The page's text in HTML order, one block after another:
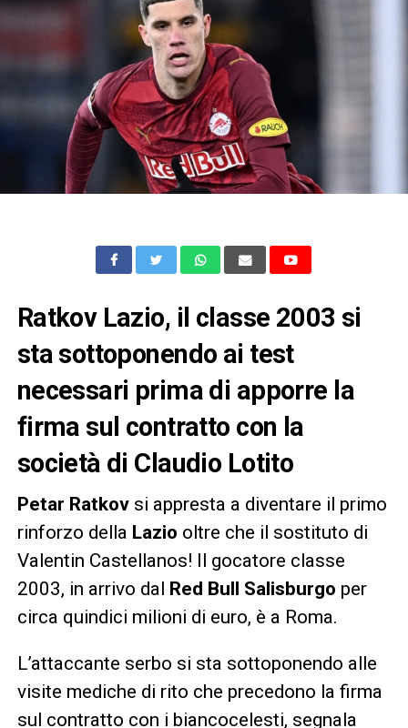
Ratkov Lazio, il classe 2003 si
sta sottoponendo ai test
necessari prima di apporre la
firma sul contratto con la
società di Claudio Lotito
Petar Ratkov si appresta a diventare il primo
rinforzo della Lazio oltre che il sostituto di
Valentin Castellanos! Il gocatore classe
2003, in arrivo dal Red Bull Salisburgo per
circa quindici milioni di euro, è a Roma.
L’attaccante serbo si sta sottoponendo alle
visite mediche di rito che precedono la firma
sul contratto con i biancocelesti, segnala